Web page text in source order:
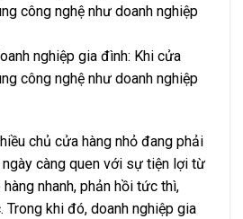
nghiệp gia đình: Khi cửa
công nghệ như doanh nghiệp
chủ cửa hàng nhỏ đang phải
càng quen với sự tiện lợi từ
nhanh, phản hồi tức thì,
Trong khi đó, doanh nghiệp gia